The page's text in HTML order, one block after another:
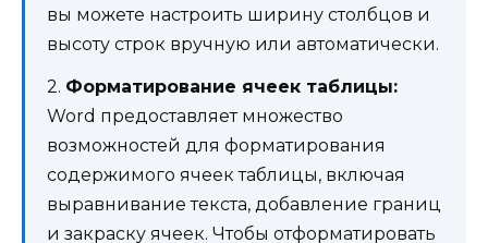
вы можете настроить ширину столбцов и
высоту строк вручную или автоматически.
2. Форматирование ячеек таблицы:
Word предоставляет множество
возможностей для форматирования
содержимого ячеек таблицы, включая
выравнивание текста, добавление границ
и закраску ячеек. Чтобы отформатировать